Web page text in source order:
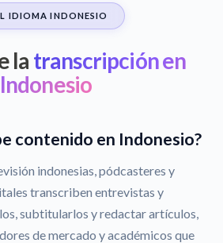
IDIOMA INDONESIO
la transcripción en
Indonesio
contenido en Indonesio?
indonesias, pódcasteres y
transcriben entrevistas y
subtitularlos y redactar artículos,
de mercado y académicos que